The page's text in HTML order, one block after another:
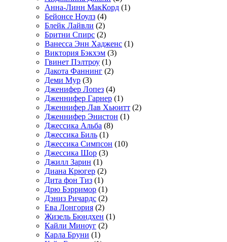
Анна-Линн МакКорд (1)
Бейонсе Ноулз (4)
Блейк Лайвли (2)
Бритни Спирс (2)
Ванесса Энн Хадженс (1)
Виктория Бэкхэм (3)
Гвинет Пэлтроу (1)
Дакота Фаннинг (2)
Деми Мур (3)
Дженифер Лопез (4)
Дженнифер Гарнер (1)
Дженнифер Лав Хьюитт (2)
Дженнифер Энистон (1)
Джессика Альба (8)
Джессика Биль (1)
Джессика Симпсон (10)
Джессика Шор (3)
Джилл Зарин (1)
Диана Крюгер (2)
Дита фон Тиз (1)
Дрю Бэрримор (1)
Дэниз Ричардс (2)
Ева Лонгория (2)
Жизель Бюндхен (1)
Кайли Миноуг (2)
Карла Бруни (1)